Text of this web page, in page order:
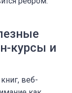
курсы и
веб-